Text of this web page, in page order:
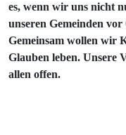
es, wenn wir uns nicht
unseren Gemeinden
Gemeinsam wollen wir
Glauben leben. Unsere
allen offen.